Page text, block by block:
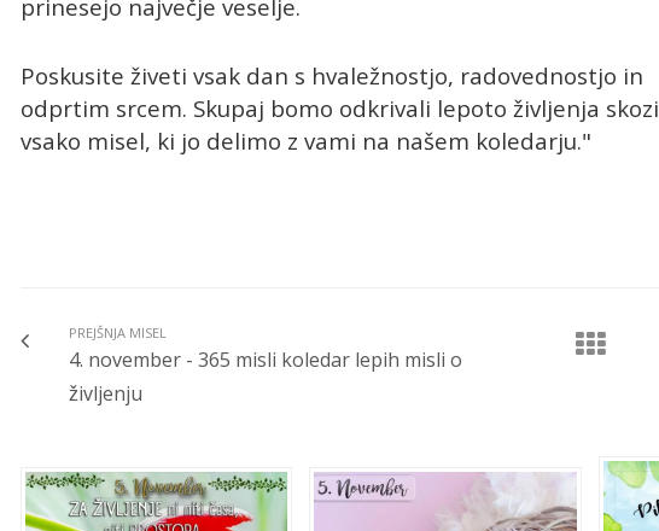
prinesejo največje veselje.
Poskusite živeti vsak dan s hvaležnostjo, radovednostjo in
odprtim srcem. Skupaj bomo odkrivali lepoto življenja skozi
vsako misel, ki jo delimo z vami na našem koledarju."
PREJŠNJA MISEL
4. november - 365 misli koledar lepih misli o
življenju